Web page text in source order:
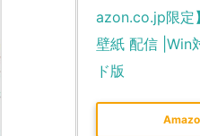
azon.co.jp限定
壁紙 配信 |Win
ド版